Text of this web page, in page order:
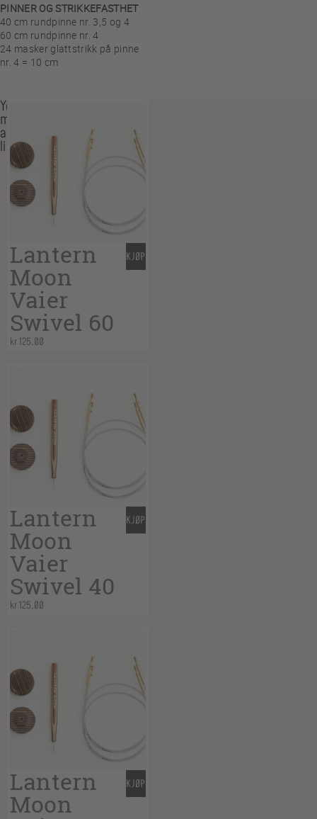
PINNER OG STRIKKEFASTHET
40 cm rundpinne nr. 3,5 og 4
60 cm rundpinne nr. 4
24 masker glattstrikk på pinne
nr. 4 = 10 cm
You
may
also
like…
Lantern
Moon
Vaier
Swivel 60
kr125,00
KJØP
Lantern
Moon
Vaier
Swivel 40
kr125,00
KJØP
Lantern
Moon
KJØP